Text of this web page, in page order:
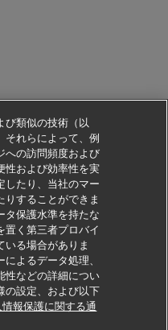
募する
び類似の技術（以
それらによって、例
への訪問頻度および
性および効率性を実
したり、当社のマー
りすることができま
タ保護水準を持たな
置く第三者プロバイ
いる場合がありま
よるデータ処理、
性などの詳細につい
の設定、および以下
情報保護に関する通